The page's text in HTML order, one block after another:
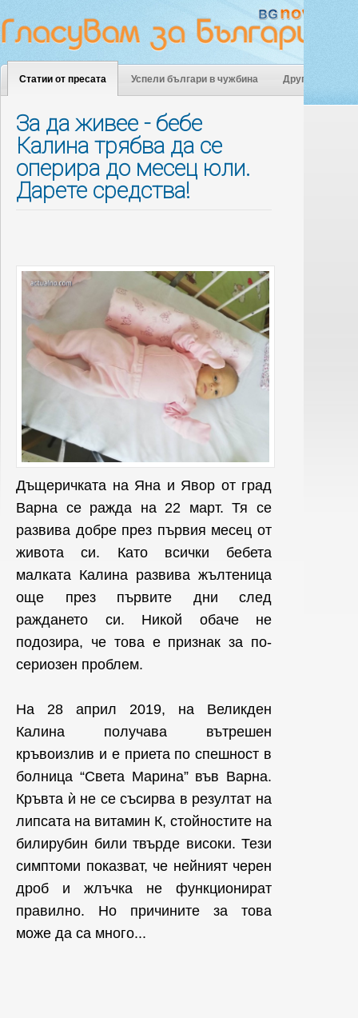
Статии от пресата Успели българи в чужбина Други
За да живее - бебе
Калина трябва да се
оперира до месец юли.
Дарете средства!
Дъщеричката на Яна и Явор от град
Варна се ражда на 22 март. Тя се
развива добре през първия месец от
живота си. Като всички бебета
малката Калина развива жълтеница
още през първите дни след
раждането си. Никой обаче не
подозира, че това е признак за по-
сериозен проблем.
На 28 април 2019, на Великден
Калина получава вътрешен
кръвоизлив и е приета по спешност в
болница “Света Марина” във Варна.
Кръвта ѝ не се съсирва в резултат на
липсата на витамин К, стойностите на
билирубин били твърде високи. Тези
симптоми показват, че нейният черен
дроб и жлъчка не функционират
правилно. Но причините за това
може да са много...